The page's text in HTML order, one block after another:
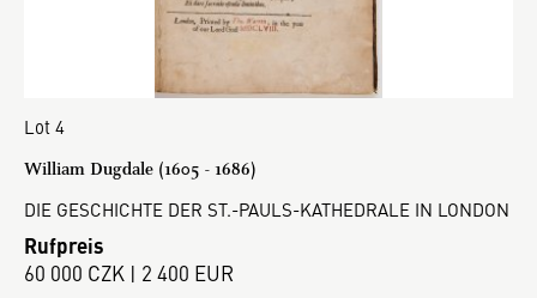
Lot 4
William Dugdale (1605 - 1686)
DIE GESCHICHTE DER ST.-PAULS-KATHEDRALE IN LONDON
Rufpreis
60 000 CZK | 2 400 EUR